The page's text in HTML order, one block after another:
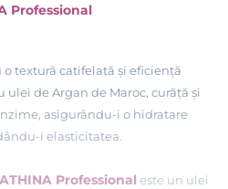
Professional
textură catifelată şi eficienţă
de Argan de Maroc, curăţă şi
asigurându-i o hidratare
i elasticitatea.
ATHINA Professional este un ulei